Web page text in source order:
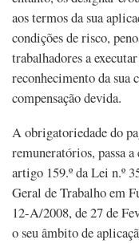
aos termos da sua
condições de risco,
trabalhadores a
reconhecimento da sua
compensação devida.
A obrigatoriedade do
remuneratórios, passa
artigo 159.º da Lei n.º
Geral de Trabalho em
12-A/2008, de 27 de
o seu âmbito de